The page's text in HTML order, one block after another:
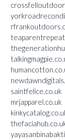
saintfelice.co.uk
mrjapparel.co.uk